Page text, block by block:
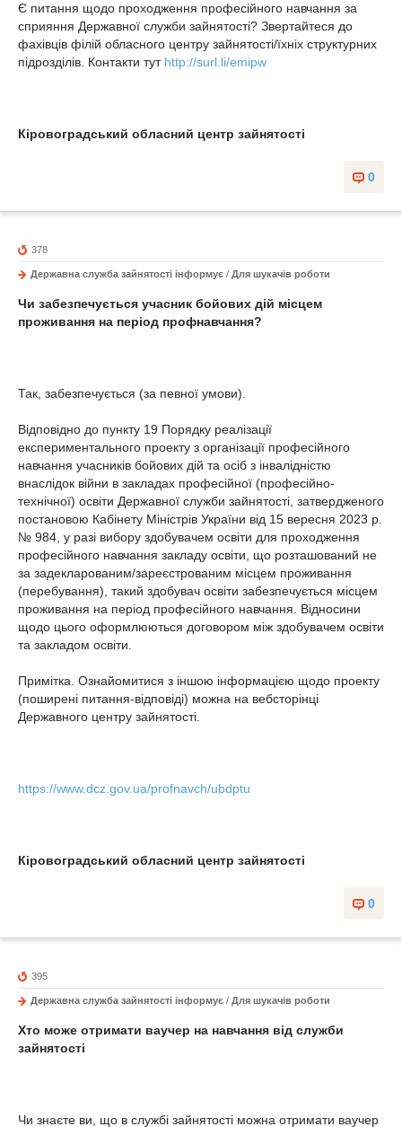
Є питання щодо проходження професійного навчання за
сприяння Державної служби зайнятості? Звертайтеся до
фахівців філій обласного центру зайнятості/їхніх структурних
підрозділів. Контакти тут http://surl.li/emipw
Кіровоградський обласний центр зайнятості
0
378
Державна служба зайнятості інформує / Для шукачів роботи
Чи забезпечується учасник бойових дій місцем
проживання на період профнавчання?
Так, забезпечується (за певної умови).
Відповідно до пункту 19 Порядку реалізації
експериментального проекту з організації професійного
навчання учасників бойових дій та осіб з інвалідністю
внаслідок війни в закладах професійної (професійно-
технічної) освіти Державної служби зайнятості, затвердженого
постановою Кабінету Міністрів України від 15 вересня 2023 р.
№ 984, у разі вибору здобувачем освіти для проходження
професійного навчання закладу освіти, що розташований не
за задекларованим/зареєстрованим місцем проживання
(перебування), такий здобувач освіти забезпечується місцем
проживання на період професійного навчання. Відносини
щодо цього оформлюються договором між здобувачем освіти
та закладом освіти.
Примітка. Ознайомитися з іншою інформацією щодо проекту
(поширені питання-відповіді) можна на вебсторінці
Державного центру зайнятості.
https://www.dcz.gov.ua/profnavch/ubdptu
Кіровоградський обласний центр зайнятості
0
395
Державна служба зайнятості інформує / Для шукачів роботи
Хто може отримати ваучер на навчання від служби
зайнятості
Чи знаєте ви, що в службі зайнятості можна отримати ваучер